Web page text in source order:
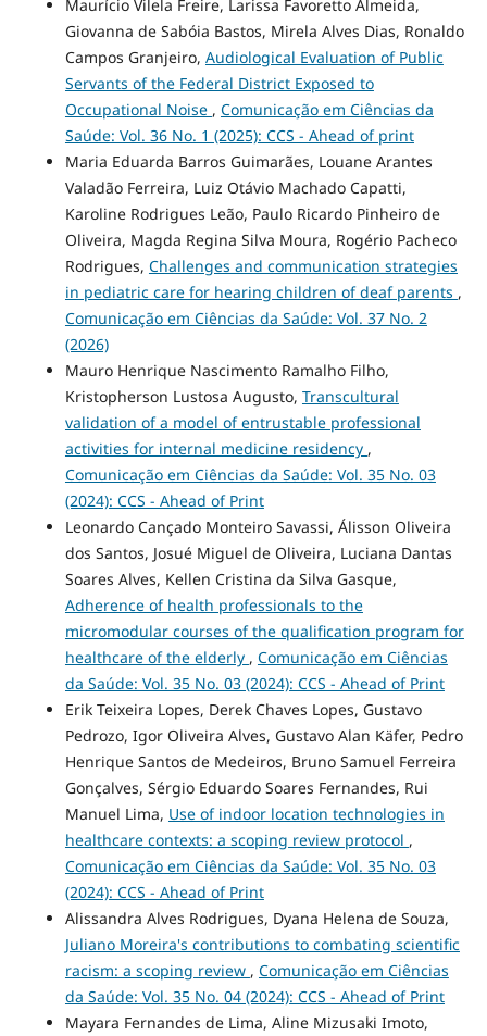
Maurício Vilela Freire, Larissa Favoretto Almeida,
Giovanna de Sabóia Bastos, Mirela Alves Dias, Ronaldo
Campos Granjeiro, Audiological Evaluation of Public
Servants of the Federal District Exposed to
Occupational Noise , Comunicação em Ciências da
Saúde: Vol. 36 No. 1 (2025): CCS - Ahead of print
Maria Eduarda Barros Guimarães, Louane Arantes
Valadão Ferreira, Luiz Otávio Machado Capatti,
Karoline Rodrigues Leão, Paulo Ricardo Pinheiro de
Oliveira, Magda Regina Silva Moura, Rogério Pacheco
Rodrigues, Challenges and communication strategies
in pediatric care for hearing children of deaf parents ,
Comunicação em Ciências da Saúde: Vol. 37 No. 2
(2026)
Mauro Henrique Nascimento Ramalho Filho,
Kristopherson Lustosa Augusto, Transcultural
validation of a model of entrustable professional
activities for internal medicine residency ,
Comunicação em Ciências da Saúde: Vol. 35 No. 03
(2024): CCS - Ahead of Print
Leonardo Cançado Monteiro Savassi, Álisson Oliveira
dos Santos, Josué Miguel de Oliveira, Luciana Dantas
Soares Alves, Kellen Cristina da Silva Gasque,
Adherence of health professionals to the
micromodular courses of the qualification program for
healthcare of the elderly , Comunicação em Ciências
da Saúde: Vol. 35 No. 03 (2024): CCS - Ahead of Print
Erik Teixeira Lopes, Derek Chaves Lopes, Gustavo
Pedrozo, Igor Oliveira Alves, Gustavo Alan Käfer, Pedro
Henrique Santos de Medeiros, Bruno Samuel Ferreira
Gonçalves, Sérgio Eduardo Soares Fernandes, Rui
Manuel Lima, Use of indoor location technologies in
healthcare contexts: a scoping review protocol ,
Comunicação em Ciências da Saúde: Vol. 35 No. 03
(2024): CCS - Ahead of Print
Alissandra Alves Rodrigues, Dyana Helena de Souza,
Juliano Moreira's contributions to combating scientific
racism: a scoping review , Comunicação em Ciências
da Saúde: Vol. 35 No. 04 (2024): CCS - Ahead of Print
Mayara Fernandes de Lima, Aline Mizusaki Imoto,